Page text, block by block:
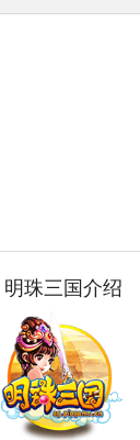
明珠三国介绍